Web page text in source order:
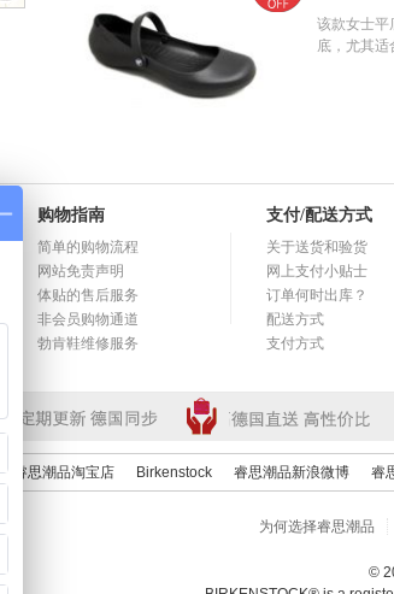
该款女士平
底，尤其适
购物指南
简单的购物流程
网站免责声明
体贴的售后服务
非会员购物通道
勃肯鞋维修服务
支付/配送方式
关于送货和验货
网上支付小贴士
订单何时出库？
配送方式
支付方式
睿思潮品淘宝店 Birkenstock 睿思潮品新浪微博 睿
为何选择睿思潮品
©